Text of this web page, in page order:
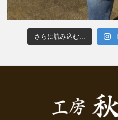
さらに読み込む...